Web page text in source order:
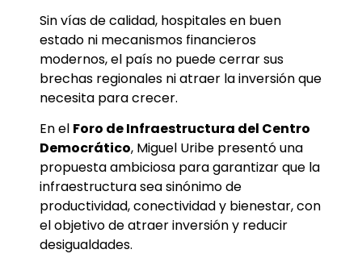
Sin vías de calidad, hospitales en buen
estado ni mecanismos financieros
modernos, el país no puede cerrar sus
brechas regionales ni atraer la inversión que
necesita para crecer.
En el Foro de Infraestructura del Centro
Democrático, Miguel Uribe presentó una
propuesta ambiciosa para garantizar que la
infraestructura sea sinónimo de
productividad, conectividad y bienestar, con
el objetivo de atraer inversión y reducir
desigualdades.